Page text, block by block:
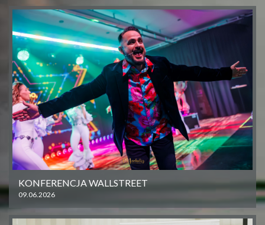
KONFERENCJA WALLSTREET
09.06.2026